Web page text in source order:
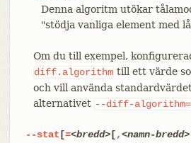
Denna algoritm utökar
"stödja vanliga element med
Om du till exempel,
diff.algorithm till ett värde
och vill använda
alternativet --diff-
--stat [=<bredd>[,<namn-bredd>